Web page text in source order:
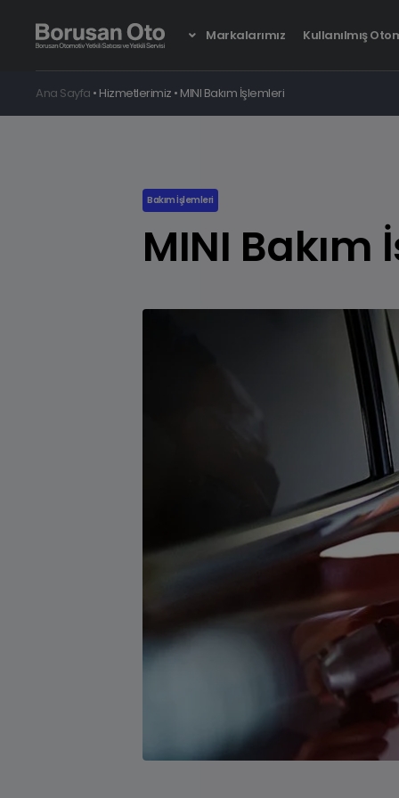
Markalarımız Kullanılmış
Yeni BMW iX
BMW X1
Ana Sayfa • Hizmetlerimiz • MINI Bakım İşlemleri
Bakım İşlemleri
MINI Bakım